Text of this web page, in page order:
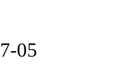
05